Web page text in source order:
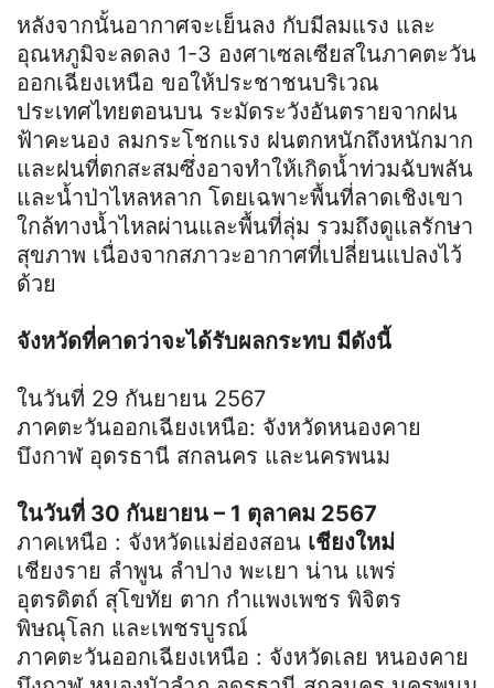
หลังจากนั้นอากาศจะเย็นลง กับมีลมแรง และ
อุณหภูมิจะลดลง 1-3 องศาเซลเซียสในภาคตะวัน
ออกเฉียงเหนือ ขอให้ประชาชนบริเวณ
ประเทศไทยตอนบน ระมัดระวังอันตรายจากฝน
ฟ้าคะนอง ลมกระโชกแรง ฝนตกหนักถึงหนักมาก
และฝนที่ตกสะสมซึ่งอาจทำให้เกิดน้ำท่วมฉับพลัน
และน้ำป่าไหลหลาก โดยเฉพาะพื้นที่ลาดเชิงเขา
ใกล้ทางน้ำไหลผ่านและพื้นที่ลุ่ม รวมถึงดูแลรักษา
สุขภาพ เนื่องจากสภาวะอากาศที่เปลี่ยนแปลงไว้
ด้วย
จังหวัดที่คาดว่าจะได้รับผลกระทบ มีดังนี้
ในวันที่ 29 กันยายน 2567
ภาคตะวันออกเฉียงเหนือ: จังหวัดหนองคาย
บึงกาฬ อุดรธานี สกลนคร และนครพนม
ในวันที่ 30 กันยายน – 1 ตุลาคม 2567
ภาคเหนือ : จังหวัดแม่ฮ่องสอน เชียงใหม่
เชียงราย ลำพูน ลำปาง พะเยา น่าน แพร่
อุตรดิตถ์ สุโขทัย ตาก กำแพงเพชร พิจิตร
พิษณุโลก และเพชรบูรณ์
ภาคตะวันออกเฉียงเหนือ : จังหวัดเลย หนองคาย